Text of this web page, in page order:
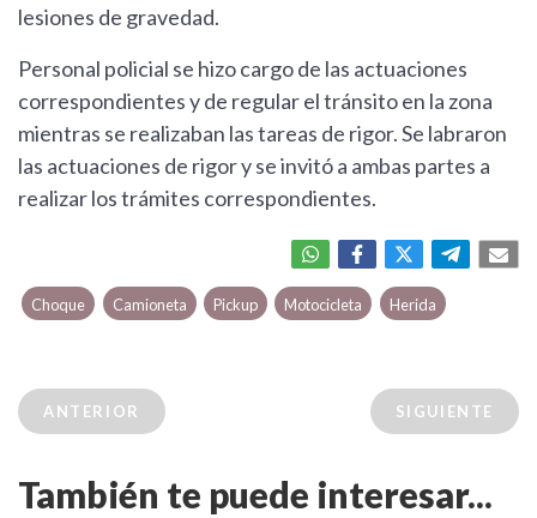
lesiones de gravedad.
Personal policial se hizo cargo de las actuaciones
correspondientes y de regular el tránsito en la zona
mientras se realizaban las tareas de rigor. Se labraron
las actuaciones de rigor y se invitó a ambas partes a
realizar los trámites correspondientes.
Choque Camioneta Pickup Motocicleta Herida
ANTERIOR SIGUIENTE
También te puede interesar...